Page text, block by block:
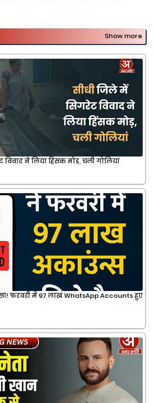
Show more
विवाद ने लिया हिंसक मोड़, चली गोलियां
फरवरी में 97 लाख WhatsApp Accounts हुए